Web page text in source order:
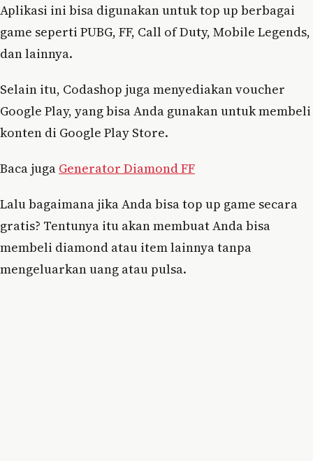
Aplikasi ini bisa digunakan untuk top up berbagai
game seperti PUBG, FF, Call of Duty, Mobile Legends,
dan lainnya.
Selain itu, Codashop juga menyediakan voucher
Google Play, yang bisa Anda gunakan untuk membeli
konten di Google Play Store.
Baca juga Generator Diamond FF
Lalu bagaimana jika Anda bisa top up game secara
gratis? Tentunya itu akan membuat Anda bisa
membeli diamond atau item lainnya tanpa
mengeluarkan uang atau pulsa.